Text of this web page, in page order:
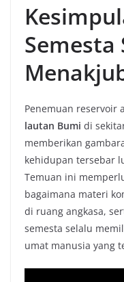
Semesta
Penemuan reservoir
lautan Bumi di
memberikan
kehidupan tersebar
Temuan ini
bagaimana materi
di ruang angkasa,
semesta selalu
umat manusia yang